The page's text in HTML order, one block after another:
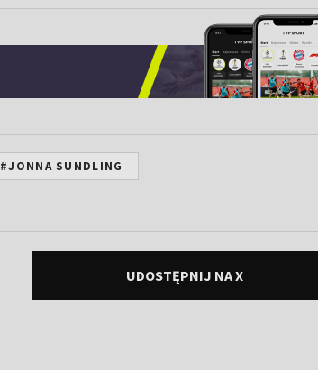
#JONNA SUNDLING
UDOSTĘPNIJ NA X